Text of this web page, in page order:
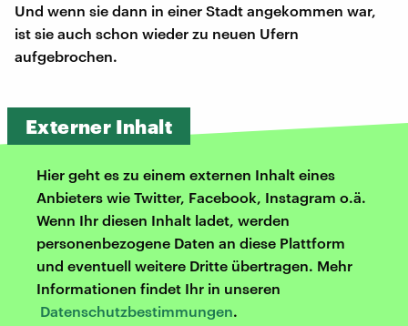
Und wenn sie dann in einer Stadt angekommen war,
ist sie auch schon wieder zu neuen Ufern
aufgebrochen.
Externer Inhalt
Hier geht es zu einem externen Inhalt eines
Anbieters wie Twitter, Facebook, Instagram o.ä.
Wenn Ihr diesen Inhalt ladet, werden
personenbezogene Daten an diese Plattform
und eventuell weitere Dritte übertragen. Mehr
Informationen findet Ihr in unseren
Datenschutzbestimmungen.